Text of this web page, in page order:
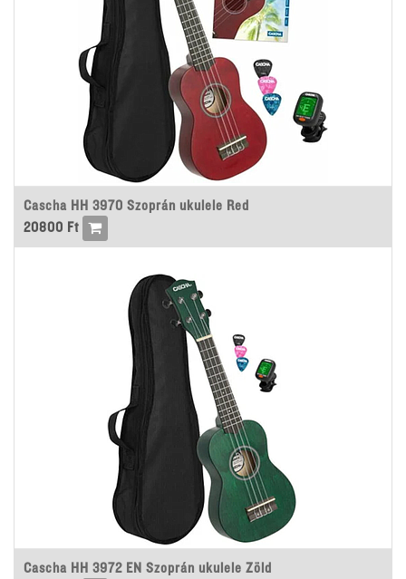
Cascha HH 3970 Szoprán ukulele Red
20800 Ft
Cascha HH 3972 EN Szoprán ukulele Zöld